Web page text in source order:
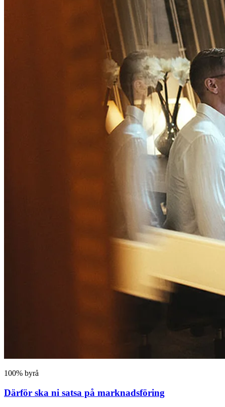
100% byrå
Därför ska ni satsa på marknadsföring